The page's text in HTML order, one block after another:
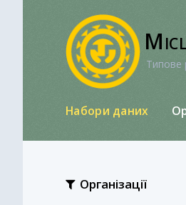
Типове
Набори даних
Організації